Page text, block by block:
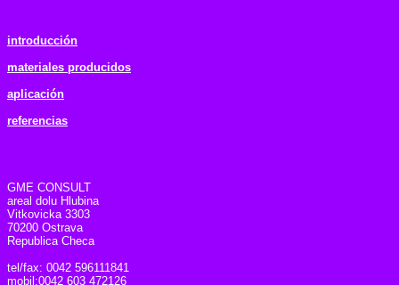
introducción
materiales producidos
aplicación
referencias
GME CONSULT
areal dolu Hlubina
Vitkovicka 3303
70200 Ostrava
Republica Checa
tel/fax: 0042 596111841
mobil:0042 603 472126